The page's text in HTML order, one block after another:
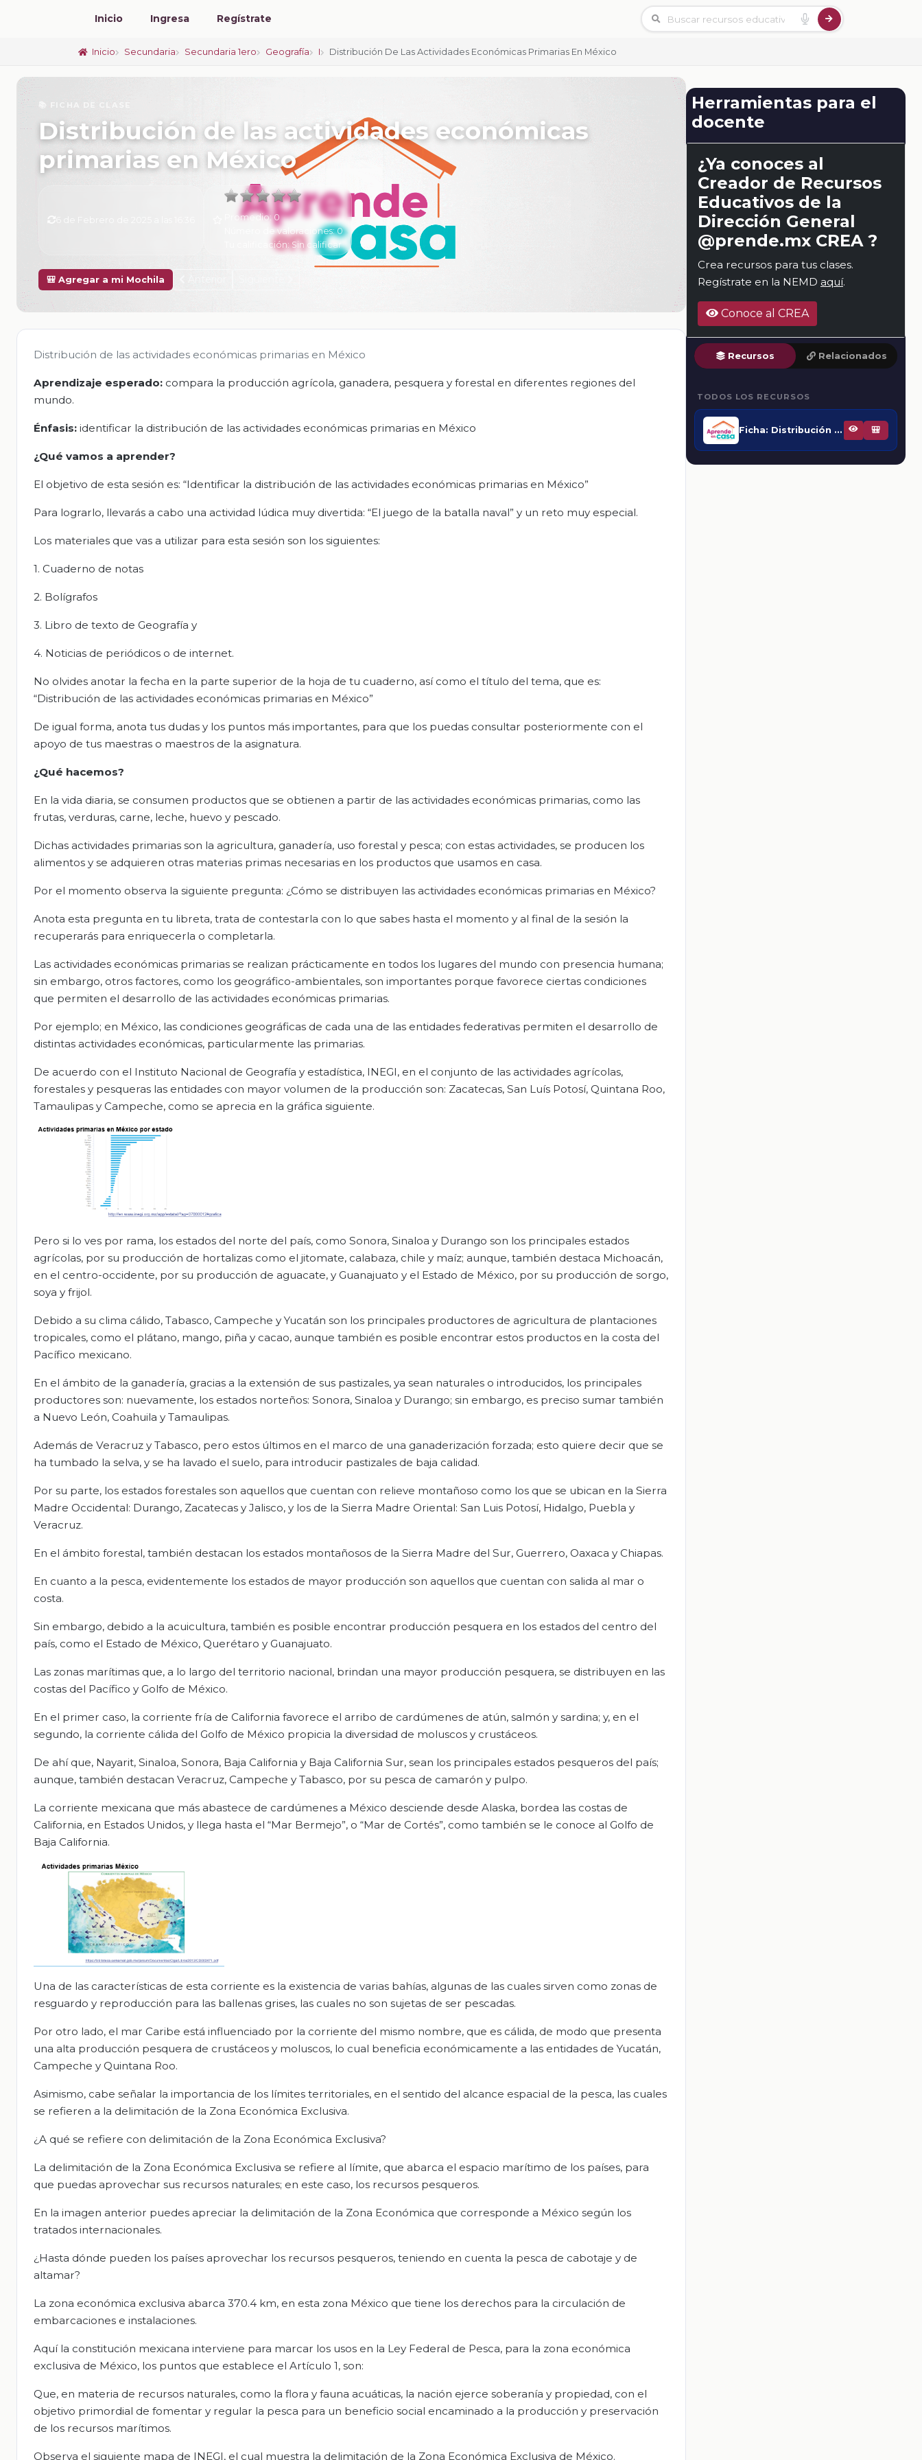
Inicio Ingresa Regístrate
Inicio Secundaria Secundaria 1ero Geografía I Distribución De Las Actividades Económicas Primarias En México
📚 FICHA DE CLASE
Distribución de las actividades económicas
primarias en México
Promedio: 0
Número de valoraciones:0
Tu calificación:Sin calificar
🎒 Agregar a mi Mochila
Distribución de las actividades económicas primarias en México
Aprendizaje esperado: compara la producción agrícola, ganadera, pesquera y forestal en diferentes regiones del
mundo.
Énfasis: identificar la distribución de las actividades económicas primarias en México
¿Qué vamos a aprender?
El objetivo de esta sesión es: “Identificar la distribución de las actividades económicas primarias en México”
Para lograrlo, llevarás a cabo una actividad lúdica muy divertida: “El juego de la batalla naval” y un reto muy especial.
Los materiales que vas a utilizar para esta sesión son los siguientes:
1. Cuaderno de notas
2. Bolígrafos
3. Libro de texto de Geografía y
4. Noticias de periódicos o de internet.
No olvides anotar la fecha en la parte superior de la hoja de tu cuaderno, así como el título del tema, que es:
“Distribución de las actividades económicas primarias en México”
De igual forma, anota tus dudas y los puntos más importantes, para que los puedas consultar posteriormente con el
apoyo de tus maestras o maestros de la asignatura.
¿Qué hacemos?
En la vida diaria, se consumen productos que se obtienen a partir de las actividades económicas primarias, como las
frutas, verduras, carne, leche, huevo y pescado.
Dichas actividades primarias son la agricultura, ganadería, uso forestal y pesca; con estas actividades, se producen los
alimentos y se adquieren otras materias primas necesarias en los productos que usamos en casa.
Por el momento observa la siguiente pregunta: ¿Cómo se distribuyen las actividades económicas primarias en México?
Anota esta pregunta en tu libreta, trata de contestarla con lo que sabes hasta el momento y al final de la sesión la
recuperarás para enriquecerla o completarla.
Las actividades económicas primarias se realizan prácticamente en todos los lugares del mundo con presencia humana;
sin embargo, otros factores, como los geográfico-ambientales, son importantes porque favorece ciertas condiciones
que permiten el desarrollo de las actividades económicas primarias.
Por ejemplo; en México, las condiciones geográficas de cada una de las entidades federativas permiten el desarrollo de
distintas actividades económicas, particularmente las primarias.
De acuerdo con el Instituto Nacional de Geografía y estadística, INEGI, en el conjunto de las actividades agrícolas,
forestales y pesqueras las entidades con mayor volumen de la producción son: Zacatecas, San Luís Potosí, Quintana Roo,
Tamaulipas y Campeche, como se aprecia en la gráfica siguiente.
Pero si lo ves por rama, los estados del norte del país, como Sonora, Sinaloa y Durango son los principales estados
agrícolas, por su producción de hortalizas como el jitomate, calabaza, chile y maíz; aunque, también destaca Michoacán,
en el centro-occidente, por su producción de aguacate, y Guanajuato y el Estado de México, por su producción de sorgo,
soya y frijol.
Debido a su clima cálido, Tabasco, Campeche y Yucatán son los principales productores de agricultura de plantaciones
tropicales, como el plátano, mango, piña y cacao, aunque también es posible encontrar estos productos en la costa del
Pacífico mexicano.
En el ámbito de la ganadería, gracias a la extensión de sus pastizales, ya sean naturales o introducidos, los principales
productores son: nuevamente, los estados norteños: Sonora, Sinaloa y Durango; sin embargo, es preciso sumar también
a Nuevo León, Coahuila y Tamaulipas.
Además de Veracruz y Tabasco, pero estos últimos en el marco de una ganaderización forzada; esto quiere decir que se
ha tumbado la selva, y se ha lavado el suelo, para introducir pastizales de baja calidad.
Por su parte, los estados forestales son aquellos que cuentan con relieve montañoso como los que se ubican en la Sierra
Madre Occidental: Durango, Zacatecas y Jalisco, y los de la Sierra Madre Oriental: San Luis Potosí, Hidalgo, Puebla y
Veracruz.
En el ámbito forestal, también destacan los estados montañosos de la Sierra Madre del Sur, Guerrero, Oaxaca y Chiapas.
En cuanto a la pesca, evidentemente los estados de mayor producción son aquellos que cuentan con salida al mar o
costa.
Sin embargo, debido a la acuicultura, también es posible encontrar producción pesquera en los estados del centro del
país, como el Estado de México, Querétaro y Guanajuato.
Las zonas marítimas que, a lo largo del territorio nacional, brindan una mayor producción pesquera, se distribuyen en las
costas del Pacífico y Golfo de México.
En el primer caso, la corriente fría de California favorece el arribo de cardúmenes de atún, salmón y sardina; y, en el
segundo, la corriente cálida del Golfo de México propicia la diversidad de moluscos y crustáceos.
De ahí que, Nayarit, Sinaloa, Sonora, Baja California y Baja California Sur, sean los principales estados pesqueros del país;
aunque, también destacan Veracruz, Campeche y Tabasco, por su pesca de camarón y pulpo.
La corriente mexicana que más abastece de cardúmenes a México desciende desde Alaska, bordea las costas de
California, en Estados Unidos, y llega hasta el “Mar Bermejo”, o “Mar de Cortés”, como también se le conoce al Golfo de
Baja California.
Una de las características de esta corriente es la existencia de varias bahías, algunas de las cuales sirven como zonas de
resguardo y reproducción para las ballenas grises, las cuales no son sujetas de ser pescadas.
Por otro lado, el mar Caribe está influenciado por la corriente del mismo nombre, que es cálida, de modo que presenta
una alta producción pesquera de crustáceos y moluscos, lo cual beneficia económicamente a las entidades de Yucatán,
Campeche y Quintana Roo.
Asimismo, cabe señalar la importancia de los límites territoriales, en el sentido del alcance espacial de la pesca, las cuales
se refieren a la delimitación de la Zona Económica Exclusiva.
¿A qué se refiere con delimitación de la Zona Económica Exclusiva?
La delimitación de la Zona Económica Exclusiva se refiere al límite, que abarca el espacio marítimo de los países, para
que puedas aprovechar sus recursos naturales; en este caso, los recursos pesqueros.
En la imagen anterior puedes apreciar la delimitación de la Zona Económica que corresponde a México según los
tratados internacionales.
¿Hasta dónde pueden los países aprovechar los recursos pesqueros, teniendo en cuenta la pesca de cabotaje y de
altamar?
La zona económica exclusiva abarca 370.4 km, en esta zona México que tiene los derechos para la circulación de
embarcaciones e instalaciones.
Aquí la constitución mexicana interviene para marcar los usos en la Ley Federal de Pesca, para la zona económica
exclusiva de México, los puntos que establece el Artículo 1, son:
Que, en materia de recursos naturales, como la flora y fauna acuáticas, la nación ejerce soberanía y propiedad, con el
objetivo primordial de fomentar y regular la pesca para un beneficio social encaminado a la producción y preservación
de los recursos marítimos.
Observa el siguiente mapa de INEGI, el cual muestra la delimitación de la Zona Económica Exclusiva de México.
Herramientas para el
docente
¿Ya conoces al
Creador de Recursos
Educativos de la
Dirección General
@prende.mx CREA ?
Crea recursos para tus clases.
Regístrate en la NEMD aquí.
Conoce al CREA
Recursos Relacionados
TODOS LOS RECURSOS
Ficha: Distribución de las actividades económicas primarias en México 🎒